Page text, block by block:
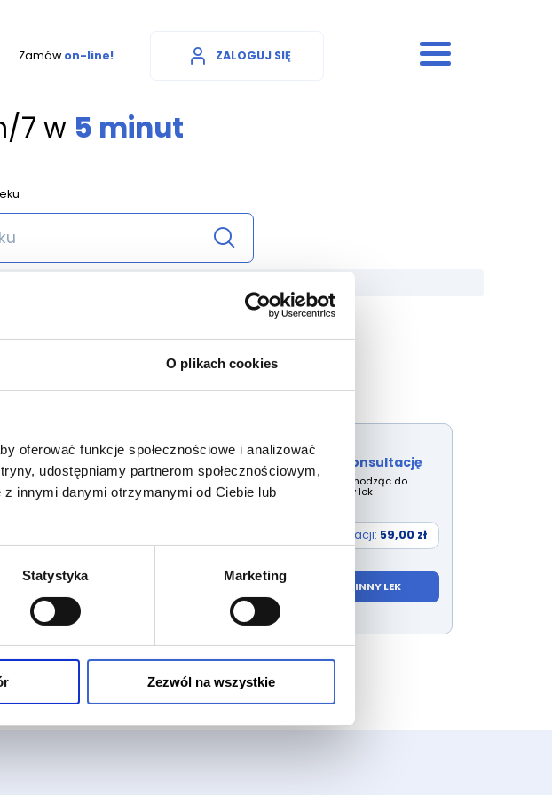
O plikach cookies
oferować funkcje społecznościowe i analizować
udostępniamy partnerom społecznościowym,
innymi danymi otrzymanymi od Ciebie lub
Statystyka Marketing
Zezwól na wszystkie
Zamów on-line! ZALOGUJ SIĘ
7 w 5 minut
(0,8 mg) - 30 szt.
Rozpocznij konsultację
Wybierz lek przechodząc do
wyszukiwarki inny lek
Cena konsultacji: 59,00 zł
WYBIERZ INNY LEK